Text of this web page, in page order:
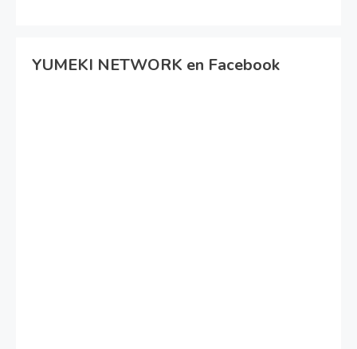
YUMEKI NETWORK en Facebook